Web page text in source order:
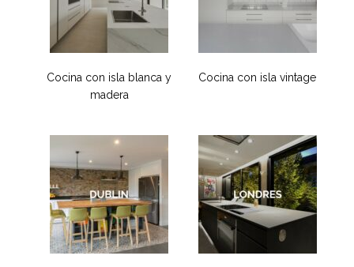
Cocina con isla blanca y
madera
Cocina con isla vintage